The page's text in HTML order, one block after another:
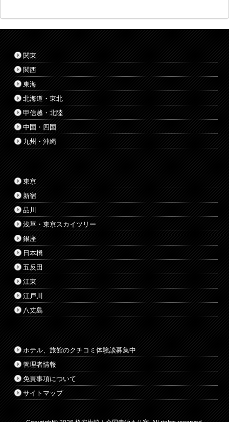
関東
関西
東海
北海道・東北
甲信越・北陸
中国・四国
九州・沖縄
東京
新宿
品川
浅草・東京スカイツリー
銀座
日本橋
五反田
江東
江戸川
八丈島
ホテル、旅館のクチコミ体験談募集中
管理者情報
免責事項について
サイトマップ